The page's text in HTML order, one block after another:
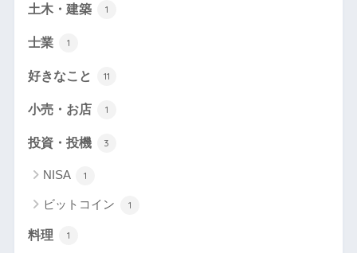
土木・建築 1
士業 1
好きなこと 11
小売・お店 1
投資・投機 3
NISA 1
ビットコイン 1
料理 1